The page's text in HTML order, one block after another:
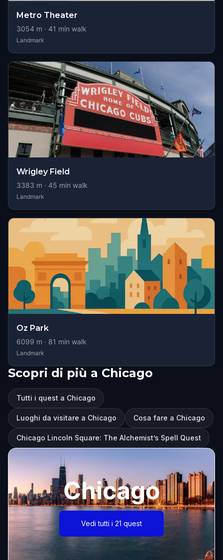
Metro Theater
3054 m · 41 min walk
Landmark
Wrigley Field
3383 m · 45 min walk
Landmark
Oz Park
6099 m · 81 min walk
Landmark
Scopri di più a Chicago
Tutti i quest a Chicago
Luoghi da visitare a Chicago Cosa fare a Chicago
Chicago Lincoln Square: The Alchemist’s Spell Quest
Chicago
Vedi tutti i 21 quest